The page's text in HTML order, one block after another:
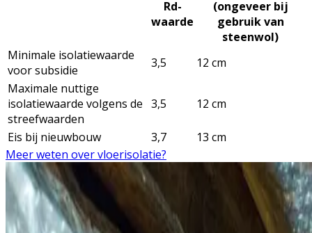
Rd-
waarde
(ongeveer bij
gebruik van
steenwol)
Minimale isolatiewaarde
voor subsidie
3,5
12 cm
Maximale nuttige
isolatiewaarde volgens de
streefwaarden
3,5 12 cm
Eis bij nieuwbouw 3,7
13 cm
Meer weten over vloerisolatie?